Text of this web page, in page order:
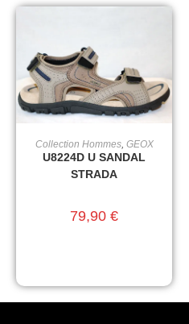
CHOIX DES OPTIONS
Collection Hommes, GEOX
U8224D U SANDAL
STRADA
79,90 €